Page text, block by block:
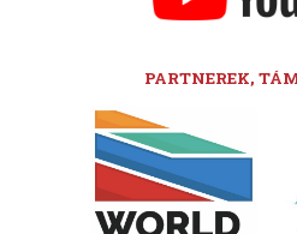
PARTNEREK,